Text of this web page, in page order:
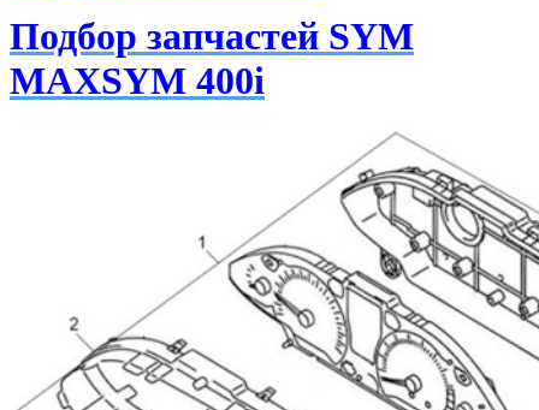
Подбор запчастей SYM
MAXSYM 400i